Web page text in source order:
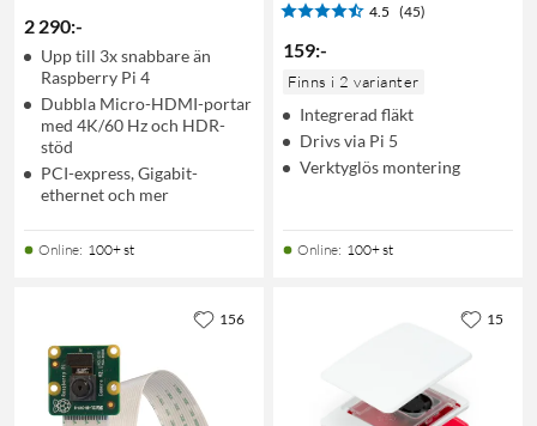
2 290:-
Upp till 3x snabbare än
Raspberry Pi 4
Dubbla Micro-HDMI-portar
med 4K/60 Hz och HDR-
stöd
PCI-express, Gigabit-
ethernet och mer
Online: 100+ st
4.5 (45)
159:-
Finns i 2 varianter
Integrerad fläkt
Drivs via Pi 5
Verktyglös montering
Online: 100+ st
156 15